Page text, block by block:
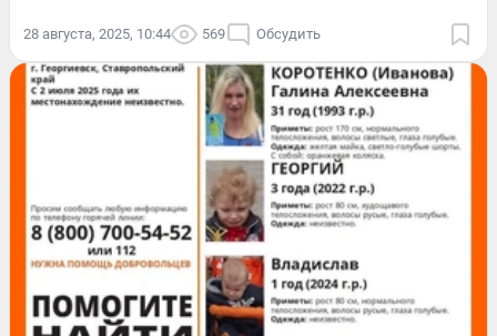
28 августа, 2025, 10:44 569 Обсудить